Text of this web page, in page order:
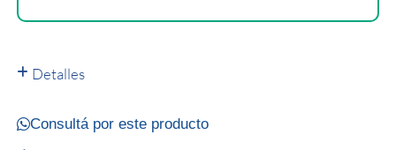
Detalles
Consultá por este producto